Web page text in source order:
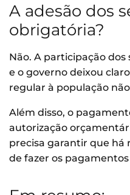
A adesão dos
obrigatória?
Não. A participação
e o governo deixou
regular à população
Além disso, o
autorização
precisa garantir que há
de fazer os pagamentos